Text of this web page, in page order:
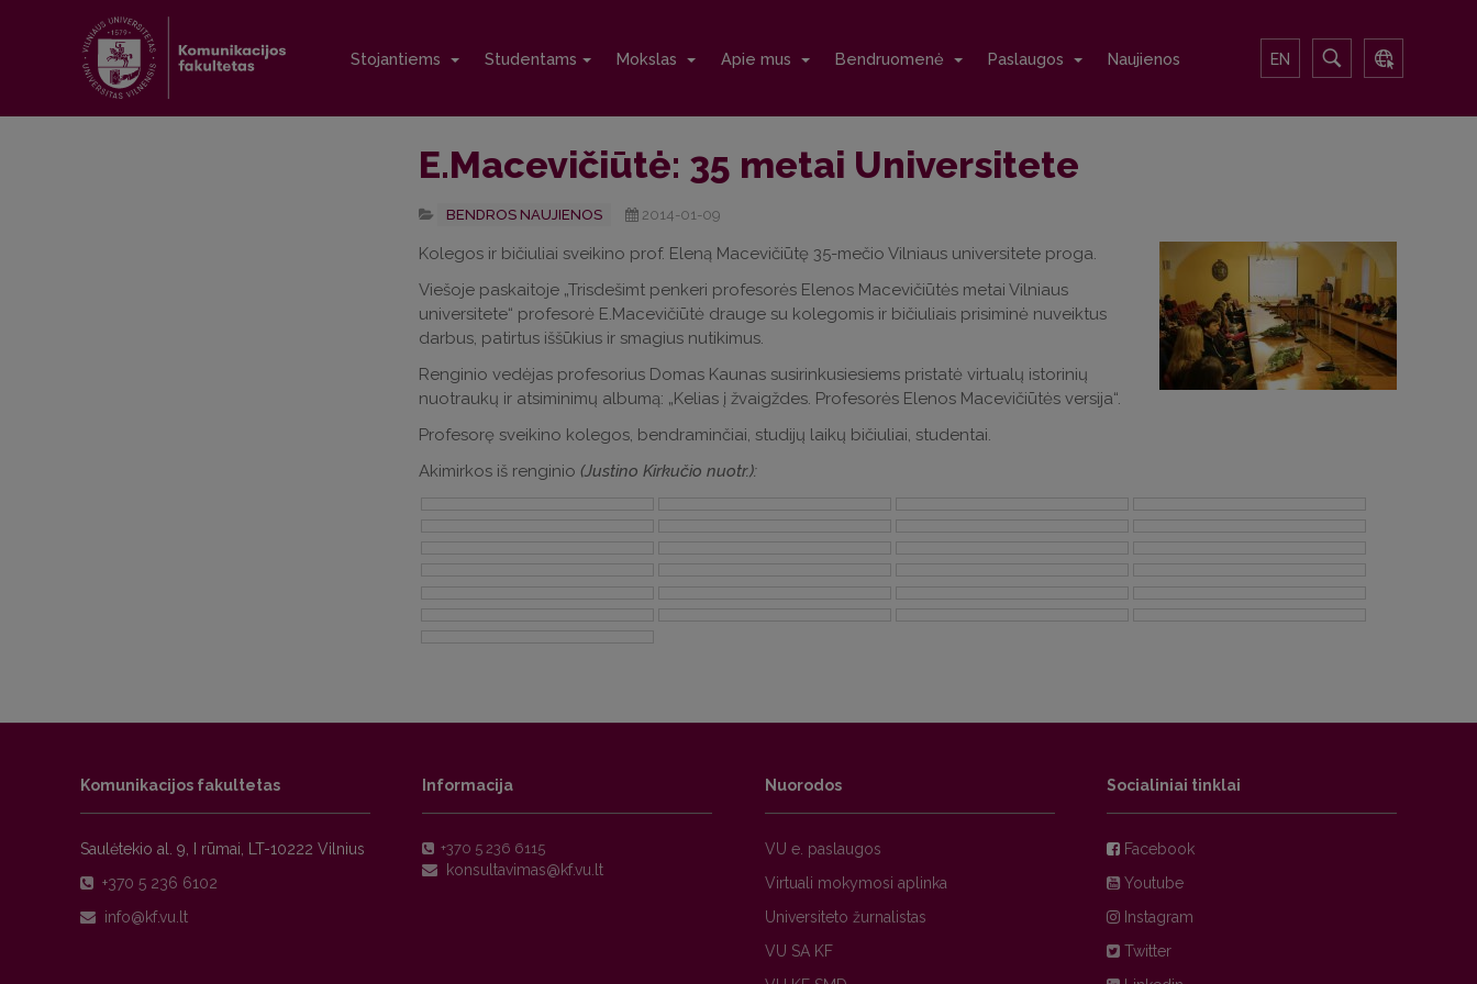
Stojantiems Studentams Mokslas Apie mus Bendruomenė Paslaugos Naujienos EN
E.Macevičiūtė: 35 metai Universitete
BENDROS NAUJIENOS 2014-01-09
Kolegos ir bičiuliai sveikino prof. Eleną Macevičiūtę 35-mečio Vilniaus universitete proga.
Viešoje paskaitoje „Trisdešimt penkeri profesorės Elenos Macevičiūtės metai Vilniaus
universitete“ profesorė E.Macevičiūtė drauge su kolegomis ir bičiuliais prisiminė nuveiktus
darbus, patirtus iššūkius ir smagius nutikimus.
Renginio vedėjas profesorius Domas Kaunas susirinkusiesiems pristatė virtualų istorinių
nuotraukų ir atsiminimų albumą: „Kelias į žvaigždes. Profesorės Elenos Macevičiūtės versija“.
Profesorę sveikino kolegos, bendraminčiai, studijų laikų bičiuliai, studentai.
Akimirkos iš renginio (Justino Kirkučio nuotr.):
Komunikacijos fakultetas
Saulėtekio al. 9, I rūmai, LT-10222 Vilnius
+370 5 236 6102
Informacija
+370 5 236 6115
Nuorodos
VU e. paslaugos
Virtuali mokymosi aplinka
Universiteto žurnalistas
VU SA KF
Socialiniai tinklai
Facebook
Youtube
Instagram
Twitter